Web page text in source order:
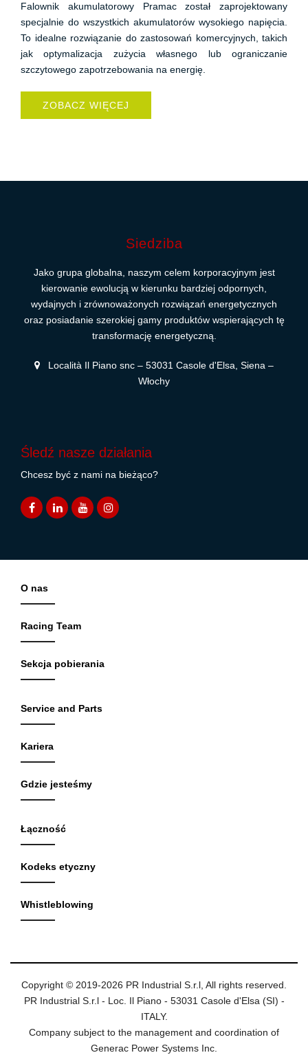
Falownik akumulatorowy Pramac został zaprojektowany
specjalnie do wszystkich akumulatorów wysokiego napięcia.
To idealne rozwiązanie do zastosowań komercyjnych, takich
jak optymalizacja zużycia własnego lub ograniczanie
szczytowego zapotrzebowania na energię.
ZOBACZ WIĘCEJ
Siedziba
Jako grupa globalna, naszym celem korporacyjnym jest
kierowanie ewolucją w kierunku bardziej odpornych,
wydajnych i zrównoważonych rozwiązań energetycznych
oraz posiadanie szerokiej gamy produktów wspierających tę
transformację energetyczną.
Località Il Piano snc – 53031 Casole d'Elsa, Siena –
Włochy
Śledź nasze działania
Chcesz być z nami na bieżąco?
O nas
Racing Team
Sekcja pobierania
Service and Parts
Kariera
Gdzie jesteśmy
Łączność
Kodeks etyczny
Whistleblowing
Copyright © 2019-2026 PR Industrial S.r.l, All rights reserved.
PR Industrial S.r.l - Loc. Il Piano - 53031 Casole d'Elsa (SI) -
ITALY.
Company subject to the management and coordination of
Generac Power Systems Inc.